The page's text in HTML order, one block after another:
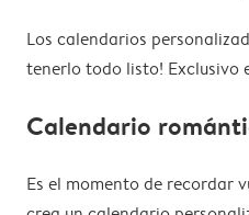
Los calendarios
tenerlo todo listo! Exclusivo
Calendario
Es el momento de recordar